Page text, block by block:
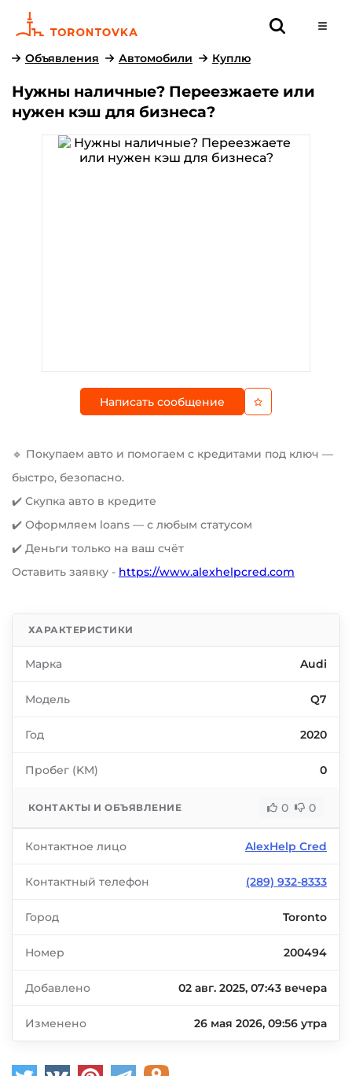
Объявления Автомобили Куплю
Нужны наличные? Переезжаете или
нужен кэш для бизнеса?
Написать сообщение
🔹 Покупаем авто и помогаем с кредитами под ключ —
быстро, безопасно.
✔️ Скупка авто в кредите
✔️ Оформляем loans — с любым статусом
✔️ Деньги только на ваш счёт
Оставить заявку - https://www.alexhelpcred.com
ХАРАКТЕРИСТИКИ
Марка Audi
Модель Q7
Год 2020
Пробег (KM) 0
КОНТАКТЫ И ОБЪЯВЛЕНИЕ 0 0
Контактное лицо AlexHelp Cred
Контактный телефон (289) 932-8333
Город Toronto
Номер 200494
Добавлено 02 авг. 2025, 07:43 вечера
Изменено 26 мая 2026, 09:56 утра